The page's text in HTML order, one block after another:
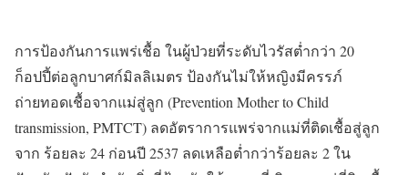
การป้องกันการแพร่เชื้อ ในผู้ป่วยที่ระดับไวรัสต่ำกว่า 20
ก็อปปี้ต่อลูกบาศก์มิลลิเมตร ป้องกันไม่ให้หญิงมีครรภ์
ถ่ายทอดเชื้อจากแม่สู่ลูก (Prevention Mother to Child
transmission, PMTCT) ลดอัตราการแพร่จากแม่ที่ติดเชื้อสู่ลูก
จาก ร้อยละ 24 ก่อนปี 2537 ลดเหลือต่ำกว่าร้อยละ 2 ใน